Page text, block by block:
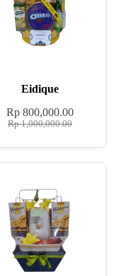
Eidique
Rp1,000,000.00
Rp 800,000.00